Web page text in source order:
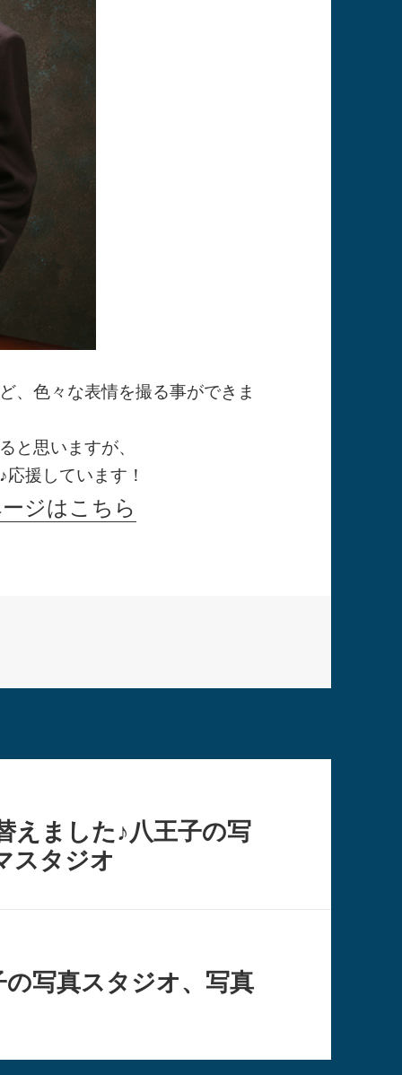
、色々な表情を撮る事ができま
と思いますが、
援しています！
ジはこちら
えました♪八王子の写
スタジオ
写真スタジオ、写真